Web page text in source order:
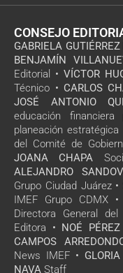
CONSEJO
GABRIELA
BENJAMÍN
Editorial • VÍCTOR
Técnico • CARLOS
JOSÉ ANTONIO
educación
planeación estratégica
del Comité de
JOANA CHAPA
ALEJANDRO
Grupo Ciudad Juárez •
IMEF Grupo CDMX •
Directora General
Editora • NOÉ PÉREZ
CAMPOS
News IMEF •
NAVA Staff